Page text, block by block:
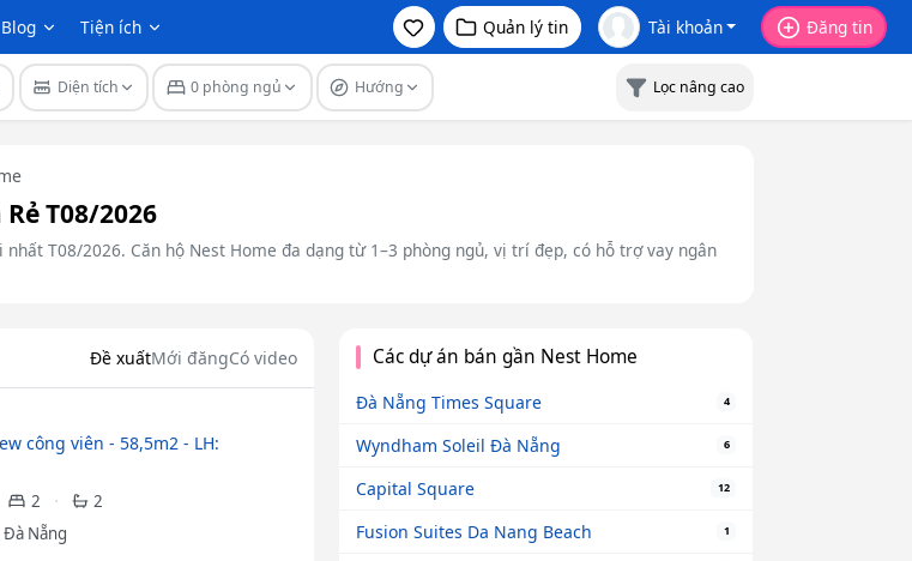
Blog Tiện ích Quản lý tin Tài khoản Đăng tin
Diện tích 0 phòng ngủ Hướng Lọc nâng cao
T08/2026
T08/2026. Căn hộ Nest Home đa dạng từ 1–3 phòng ngủ, vị trí đẹp, có hỗ trợ vay ngân
Đề xuấtMới đăngCó video
công viên - 58,5m2 - LH:
2
2
Đà Nẵng
Các dự án bán gần Nest Home
Đà Nẵng Times Square 4
Wyndham Soleil Đà Nẵng 6
Capital Square 12
Fusion Suites Da Nang Beach 1